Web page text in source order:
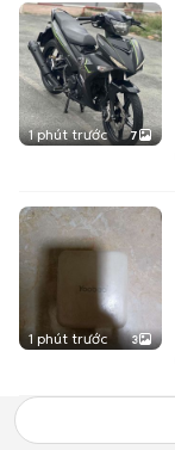
1 phút trước 7
1 phút trước 3